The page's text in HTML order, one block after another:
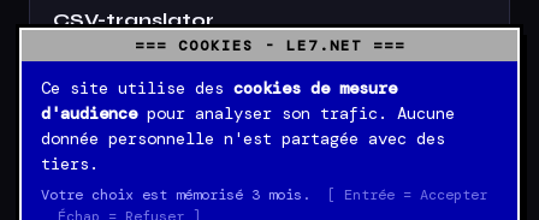
CSV-translator
Traducteur automatique en masse
40,00 € OK
=== COOKIES - LE7.NET ===
Ce site utilise des cookies de mesure
d'audiencepour analyser son trafic. Aucune
donnée personnelle n'est partagée avec des
tiers.
Votre choix est mémorisé 3 mois.
[ Entrée = Accepter